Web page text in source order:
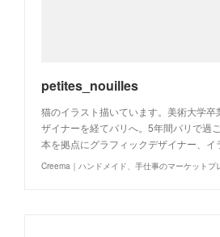
petites_nouilles
猫のイラスト描いています。美術大学
ザイナーを経てパリへ。5年間パリで過
本を拠点にグラフィックデザイナー、イ
Creema｜ハンドメイド、手仕事のマーケットプ